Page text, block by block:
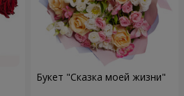
Букет "Сказка моей жизни"